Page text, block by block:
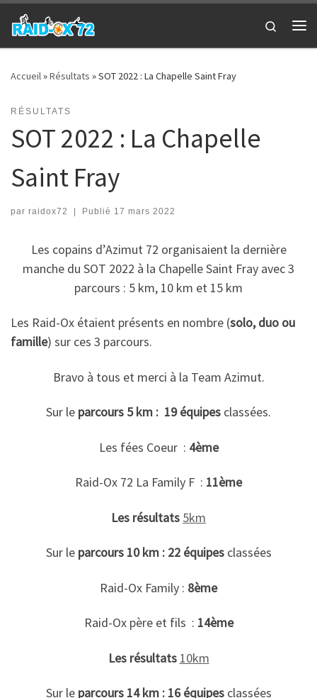
Passer au contenu
Search
Accueil»Résultats »SOT 2022 : La Chapelle Saint Fray
RÉSULTATS
SOT 2022 : La Chapelle
Saint Fray
par raidox72 | Publié 17 mars 2022
Les copains d’Azimut 72 organisaient la dernière
manche du SOT 2022 à la Chapelle Saint Fray avec 3
parcours : 5 km, 10 km et 15 km
Les Raid-Ox étaient présents en nombre (solo, duo ou
famille) sur ces 3 parcours.
Bravo à tous et merci à la Team Azimut.
Sur le parcours 5 km : 19 équipes classées.
Les fées Coeur : 4ème
Raid-Ox 72 La Family F : 11ème
Les résultats 5km
Sur le parcours 10 km : 22 équipesclassées
Raid-Ox Family : 8ème
Raid-Ox père et fils : 14ème
Les résultats 10km
Sur le parcours 14 km : 16 équipesclassées